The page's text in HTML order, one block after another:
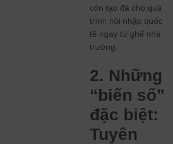
còn tạo đà cho quá
trình hội nhập quốc
tế ngay từ ghế nhà
trường.
2. Những
“biến số”
đặc biệt:
Tuyên